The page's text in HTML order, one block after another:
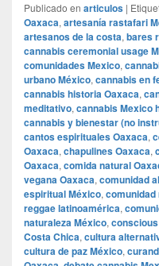
Publicado en articulos |
Oaxaca, artesanía rastafari
artesanos de la costa, bares
cannabis ceremonial usage
comunidades Mexico,
urbano México, cannabis en
cannabis historia Oaxaca,
meditativo, cannabis Mexico
cannabis y bienestar (no
cantos espirituales Oaxaca,
Oaxaca, chapulines Oaxaca,
Oaxaca, comida natural
vegana Oaxaca, comunidad
espiritual México,
reggae latinoamérica,
naturaleza México,
Costa Chica, cultura
cultura de paz México,